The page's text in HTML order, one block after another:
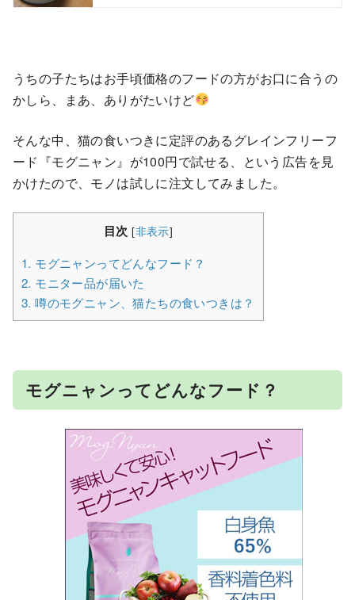
うちの子たちはお手頃価格のフードの方がお口に合うの
かしら、まあ、ありがたいけど
そんな中、猫の食いつきに定評のあるグレインフリーフ
ード『モグニャン』が100円で試せる、という広告を見
かけたので、モノは試しに注文してみました。
目次 [非表示]
1. モグニャンってどんなフード？
2. モニター品が届いた
3. 噂のモグニャン、猫たちの食いつきは？
モグニャンってどんなフード？